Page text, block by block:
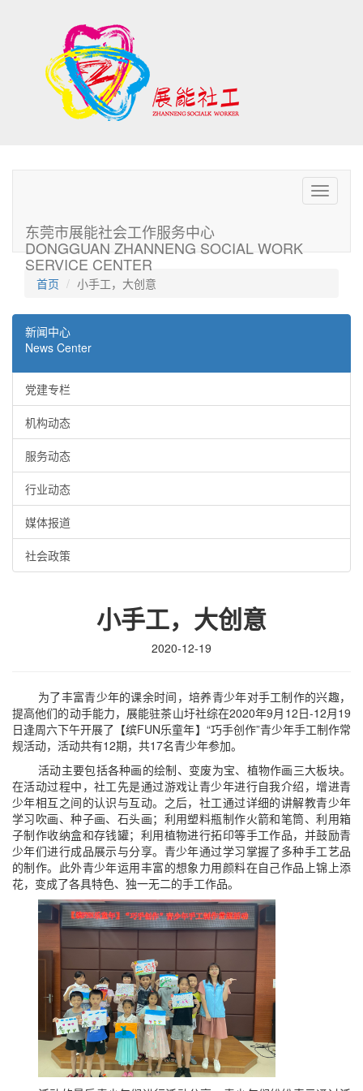
Toggle
东莞市展能社会工作服务中心
DONGGUAN ZHANNENG SOCIAL WORK
SERVICE CENTER
首页 小手工，大创意
新闻中心
News Center
党建专栏
机构动态
服务动态
行业动态
媒体报道
社会政策
小手工，大创意
2020-12-19
为了丰富青少年的课余时间，培养青少年对手工制作的兴趣，
提高他们的动手能力，展能驻茶山圩社综在2020年9月12日-12月19
日逢周六下午开展了【缤FUN乐童年】“巧手创作”青少年手工制作常
规活动，活动共有12期，共17名青少年参加。
活动主要包括各种画的绘制、变废为宝、植物作画三大板块。
在活动过程中，社工先是通过游戏让青少年进行自我介绍，增进青
少年相互之间的认识与互动。之后，社工通过详细的讲解教青少年
学习吹画、种子画、石头画；利用塑料瓶制作火箭和笔筒、利用箱
子制作收纳盒和存钱罐；利用植物进行拓印等手工作品，并鼓励青
少年们进行成品展示与分享。青少年通过学习掌握了多种手工艺品
的制作。此外青少年运用丰富的想象力用颜料在自己作品上锦上添
花，变成了各具特色、独一无二的手工作品。